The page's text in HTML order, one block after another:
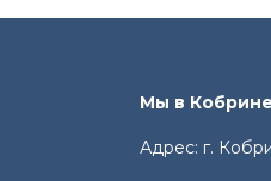
Мы в Кобрине
Адрес: г.